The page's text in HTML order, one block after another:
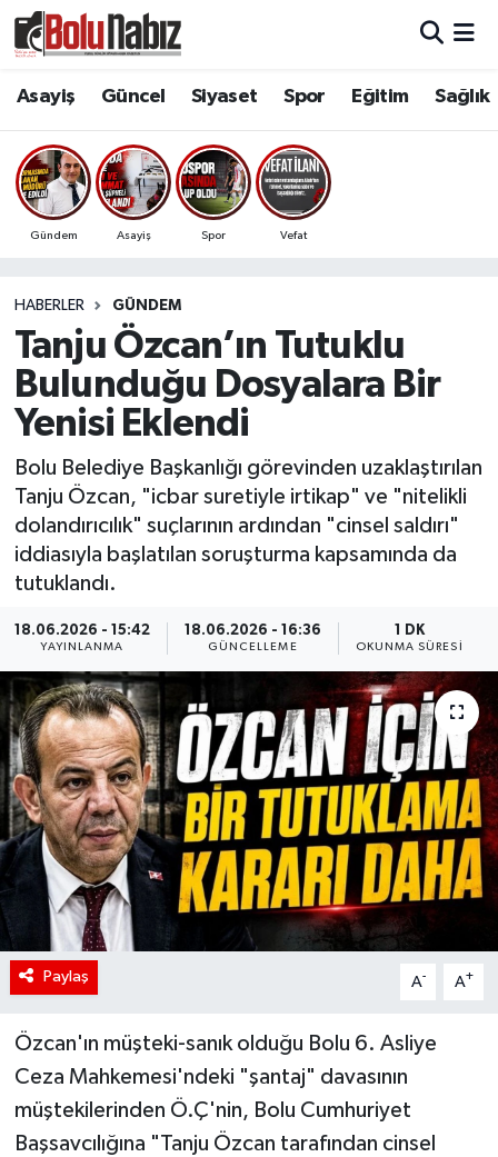
Asayiş Güncel Siyaset Spor Eğitim Sağlık
Gündem Asayiş Spor Vefat
HABERLER GÜNDEM
Tanju Özcan’ın Tutuklu
Bulunduğu Dosyalara Bir
Yenisi Eklendi
Bolu Belediye Başkanlığı görevinden uzaklaştırılan
Tanju Özcan, "icbar suretiyle irtikap" ve "nitelikli
dolandırıcılık" suçlarının ardından "cinsel saldırı"
iddiasıyla başlatılan soruşturma kapsamında da
tutuklandı.
18.06.2026 - 15:42
YAYINLANMA
18.06.2026 - 16:36
GÜNCELLEME
1 DK
OKUNMA SÜRESI
Paylaş A- A+
Özcan'ın müşteki-sanık olduğu Bolu 6. Asliye
Ceza Mahkemesi'ndeki "şantaj" davasının
müştekilerinden Ö.Ç'nin, Bolu Cumhuriyet
Başsavcılığına "Tanju Özcan tarafından cinsel
Güncel
Bolu Hava Durumu
Bolu Namaz Vakitleri
Süper Lig Puan Durumu ve Fikstür
Tüm Manşetler
Son Dakika Haberleri
Haber Arşivi